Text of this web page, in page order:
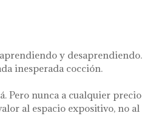
y desaprendiendo.
inesperada cocción.
Pero nunca a cualquier precio
al espacio expositivo, no al